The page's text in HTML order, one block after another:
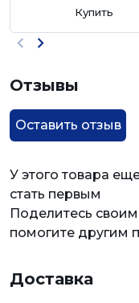
Купить
Отзывы
Оставить отзыв
У этого товара
стать первым
Поделитесь
помогите другим
Доставка